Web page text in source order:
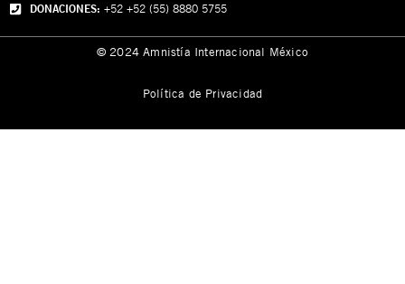
DONACIONES: +52 +52 (55) 8880 5755
© 2024 Amnistía Internacional México
Política de Privacidad